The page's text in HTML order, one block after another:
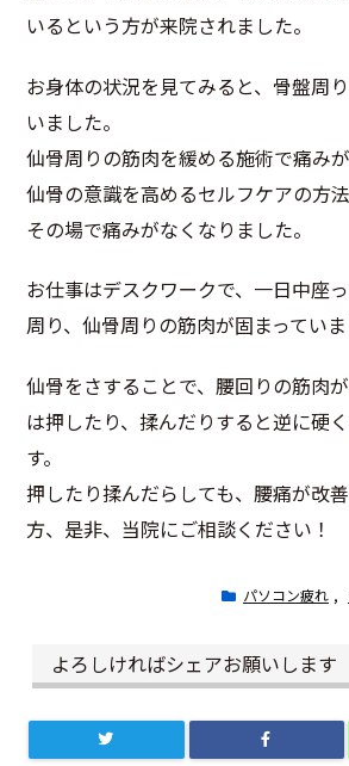
いるという方が来院されました。
お身体の状況を見てみると、骨盤周
いました。
仙骨周りの筋肉を緩める施術で痛み
仙骨の意識を高めるセルフケアの方法
その場で痛みがなくなりました。
お仕事はデスクワークで、一日中座
周り、仙骨周りの筋肉が固まっていま
仙骨をさすることで、腰回りの筋肉
は押したり、揉んだりすると逆に硬
す。
押したり揉んだらしても、腰痛が改
方、是非、当院にご相談ください！
パソコン疲れ ,
よろしければシェアお願いします